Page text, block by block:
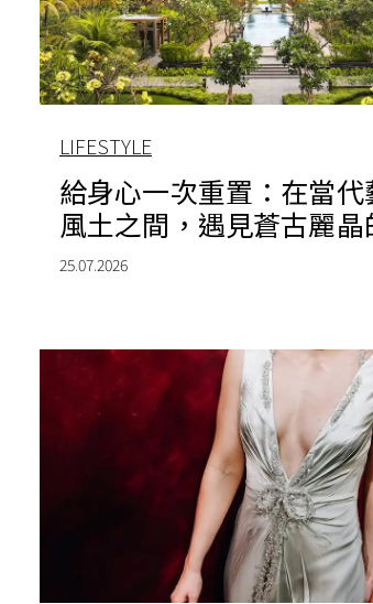
LIFESTYLE
給身心一次重置：在當代
風土之間，遇見蒼古麗晶
25.07.2026